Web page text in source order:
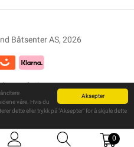
Aksepter
våre. Hvis du
dette eller trykk på "Aksepter" for å skjule dette
0
Båtsenter AS, 2026
ByTelaris